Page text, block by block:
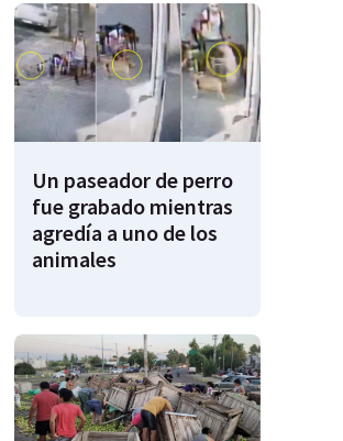
Un paseador de perro
fue grabado mientras
agredía a uno de los
animales